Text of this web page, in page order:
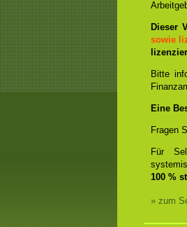
Dieser
sowie
Bitte
Eine
Fragen
Für
100 %
» zum